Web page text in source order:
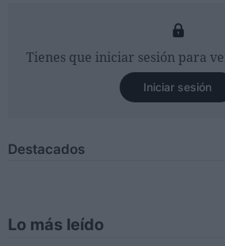
Tienes que iniciar sesión para
Iniciar sesión
Destacados
Lo más leído